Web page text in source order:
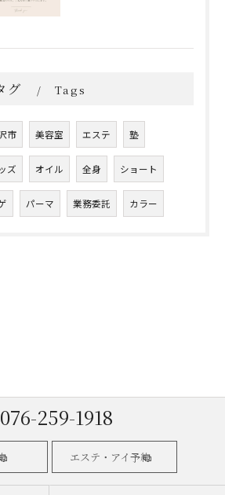
グ Tags
市 美容室 エステ 塾
ズ オイル 全身 ショート
パーマ 業務委託 カラー
076-259-1918
エステ・アイ予約